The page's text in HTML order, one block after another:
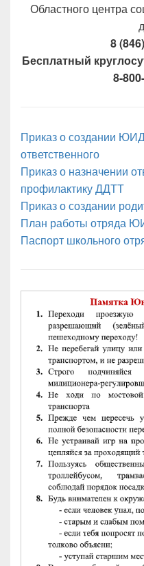
Областного центра
8
Бесплатный
8-
Приказ о создании
ответственного
Приказ о назначении
профилактику ДДТТ
Приказ о создании
План работы отряда
Паспорт школьного